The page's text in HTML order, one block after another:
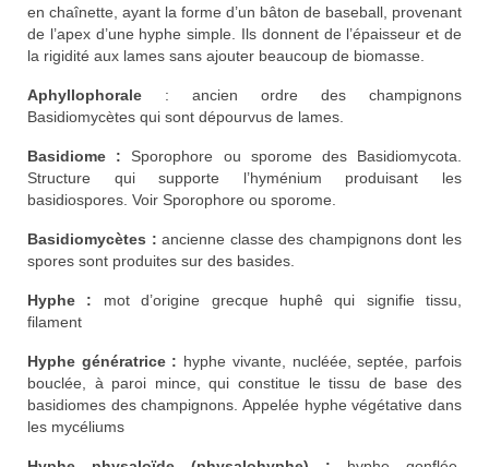
en chaînette, ayant la forme d’un bâton de baseball, provenant
de l’apex d’une hyphe simple. Ils donnent de l’épaisseur et de
la rigidité aux lames sans ajouter beaucoup de biomasse.
Aphyllophorale : ancien ordre des champignons
Basidiomycètes qui sont dépourvus de lames.
Basidiome : Sporophore ou sporome des Basidiomycota.
Structure qui supporte l’hyménium produisant les
basidiospores. Voir Sporophore ou sporome.
Basidiomycètes : ancienne classe des champignons dont les
spores sont produites sur des basides.
Hyphe : mot d’origine grecque huphê qui signifie tissu,
filament
Hyphe génératrice : hyphe vivante, nucléée, septée, parfois
bouclée, à paroi mince, qui constitue le tissu de base des
basidiomes des champignons. Appelée hyphe végétative dans
les mycéliums